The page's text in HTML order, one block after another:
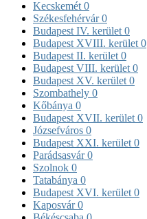
Kecskemét 0
Székesfehérvár0
Budapest IV. kerület 0
Budapest XVIII. kerület 0
Budapest II. kerület 0
Budapest VIII. kerület 0
Budapest XV. kerület 0
Szombathely 0
Kőbánya 0
Budapest XVII. kerület 0
Józsefváros 0
Budapest XXI. kerület 0
Parádsasvár0
Szolnok 0
Tatabánya 0
Budapest XVI. kerület 0
Kaposvár0